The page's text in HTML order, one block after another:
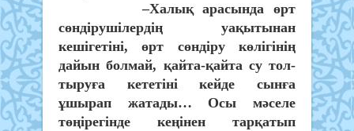
–Халық арасында өрт
сөндірушілердің уақы­тынан
кешігетіні, өрт сөндіру көлігінің
дайын болмай, қайта-қайта су тол­
тыруға кететіні кейде сынға
ұшырап жатады… Осы мәселе
төңірегінде кеңінен тарқатып